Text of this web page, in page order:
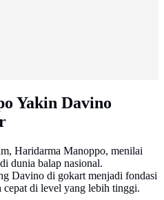
Yakin Davino
Haridarma Manoppo, menilai
dunia balap nasional.
Davino di gokart menjadi fondasi
di level yang lebih tinggi.